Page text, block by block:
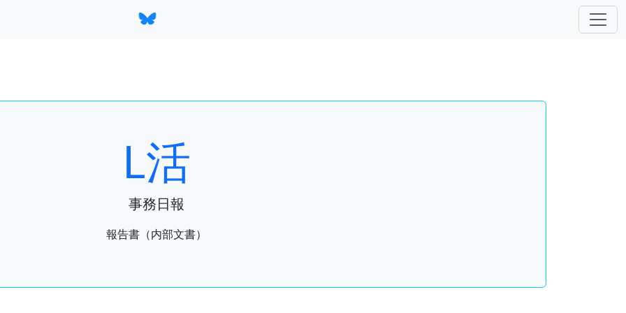
L活
事務日報
報告書（内部文書）